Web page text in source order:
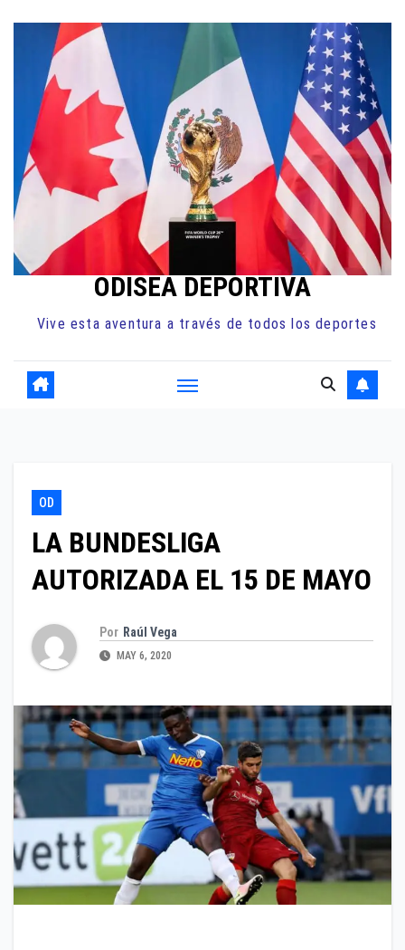
contenido
ODISEA DEPORTIVA
Vive esta aventura a través de todos los deportes
OD
LA BUNDESLIGA
AUTORIZADA EL 15 DE MAYO
Por Raúl Vega
MAY 6, 2020